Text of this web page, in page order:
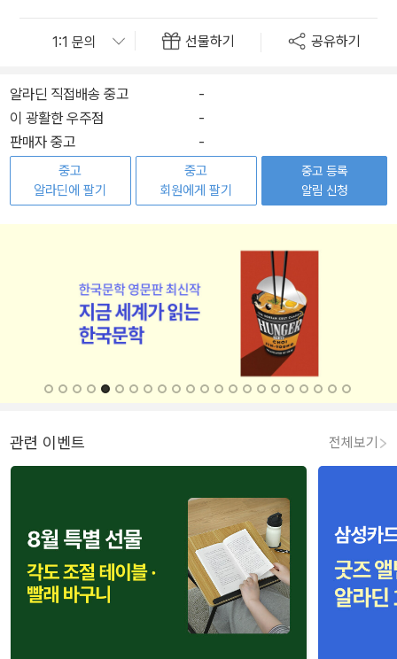
선물하기 공유하기
알라딘 직접배송 중고
-
이 광활한 우주점
-
판매자 중고
-
중고
알라딘에 팔기
중고
회원에게 팔기
중고 등록
알림 신청
관련 이벤트 전체보기